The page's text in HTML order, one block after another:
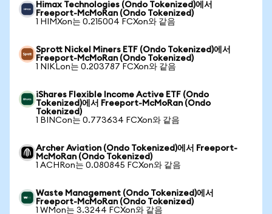
Himax Technologies (Ondo Tokenized)에서
Freeport-McMoRan (Ondo Tokenized)
1 HIMXon는 0.215004 FCXon와 같음
Sprott Nickel Miners ETF (Ondo Tokenized)에서
Freeport-McMoRan (Ondo Tokenized)
1 NIKLon는 0.203787 FCXon와 같음
iShares Flexible Income Active ETF (Ondo
Tokenized)에서 Freeport-McMoRan (Ondo
Tokenized)
1 BINCon는 0.773634 FCXon와 같음
Archer Aviation (Ondo Tokenized)에서 Freeport-
McMoRan (Ondo Tokenized)
1 ACHRon는 0.080845 FCXon와 같음
Waste Management (Ondo Tokenized)에서
Freeport-McMoRan (Ondo Tokenized)
1 WMon는 3.3244 FCXon와 같음